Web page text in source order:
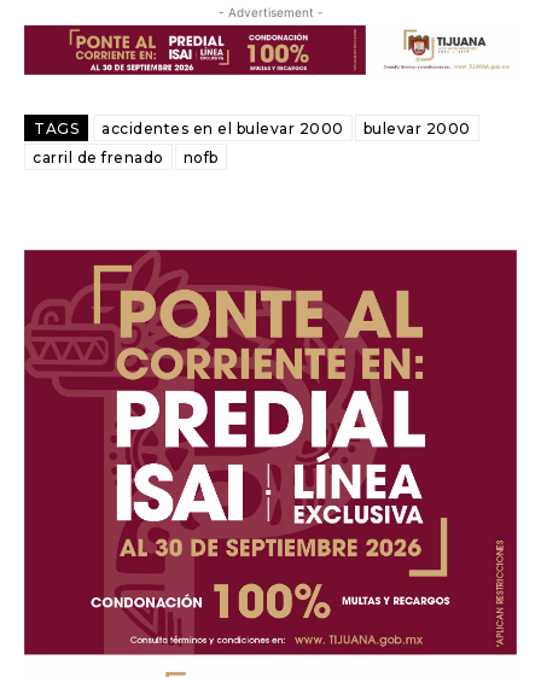
- Advertisement -
TAGS accidentes en el bulevar 2000
bulevar 2000
carril de frenado
nofb